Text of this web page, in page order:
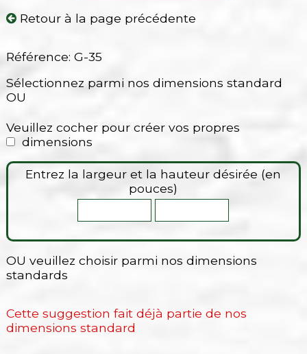
Retour à la page précédente
Référence: G-35
Sélectionnez parmi nos dimensions standard
OU
Veuillez cocher pour créer vos propres
dimensions
Entrez la largeur et la hauteur désirée (en
pouces)
OU veuillez choisir parmi nos dimensions
standards
Cette suggestion fait déjà partie de nos
dimensions standard